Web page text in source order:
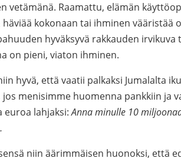
vetämänä. Raamattu, elämän
kokonaan tai ihminen vääristää
hyväksyvä rakkauden irvikuva
on pieni, viaton ihminen.
hyvä, että vaatii palkaksi Jumalalta
jos menisimme huomenna pankkiin ja
euroa lahjaksi:Anna minulle 10
niin äärimmäisen huonoksi, että